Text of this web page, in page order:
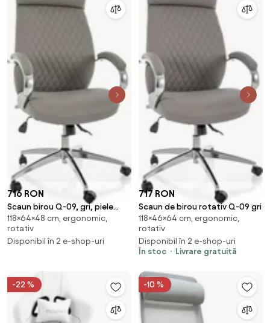
716 RON
Scaun birou Q-09, gri, piele
ecologică, 64x48x118 cm
118×64×48 cm, ergonomic,
rotativ
Disponibil în 2 e-shop-uri
717 RON
Scaun de birou rotativ Q-09 gri
118×46×64 cm, ergonomic,
rotativ
Disponibil în 2 e-shop-uri
În stoc
Livrare gratuită
-22 % -10 %